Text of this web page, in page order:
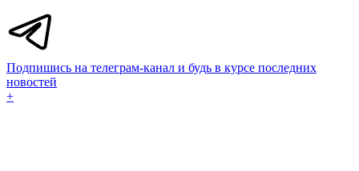
Подпишись на телеграм-канал и будь в курсе последних
новостей
+